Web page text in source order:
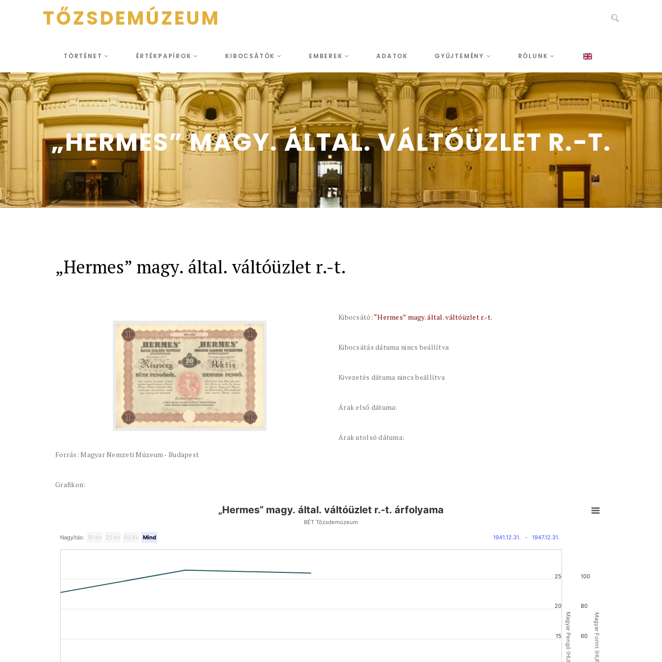
TŐZSDEMÚZEUM
TÖRTÉNET ÉRTÉKPAPÍROK KIBOCSÁTÓK EMBEREK ADATOK GYŰJTEMÉNY RÓLUNK
„HERMES” MAGY. ÁLTAL. VÁLTÓÜZLET R.-T.
„Hermes” magy. által. váltóüzlet r.-t.
Forrás: Magyar Nemzeti Múzeum - Budapest
Kibocsátó: “Hermes” magy. által. váltóüzlet r.-t.
Kibocsátás dátuma nincs beállítva
Kivezetés dátuma nincs beállítva
Árak első dátuma:
Árak utolsó dátuma:
Grafikon:
Magyar Pengő (HUP) Magyar Forint (HUF)
„Hermes” magy. által. váltóüzlet r.-t. árfolyama
BÉT Tőzsdemúzeum
Nagyítás: 10 év 25 év 50 év Mind 1941.12.31. - 1947.12.31.
15
20
25
60
80
100